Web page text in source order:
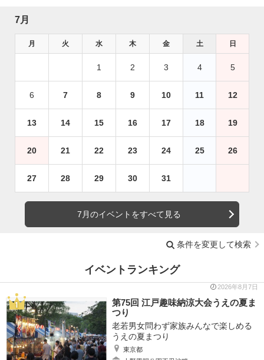
7月
月 火 水 木 金 土 日
1 2 3 4 5
6 7 8 9 10 11 12
13 14 15 16 17 18 19
20 21 22 23 24 25 26
27 28 29 30 31
7月のイベントをすべて見る
条件を変更して検索
イベントランキング
2026年8月7日
第75回 江戸趣味納涼大会うえの夏ま
つり
老若男女問わず家族みんなで楽しめる
うえの夏まつり
東京都